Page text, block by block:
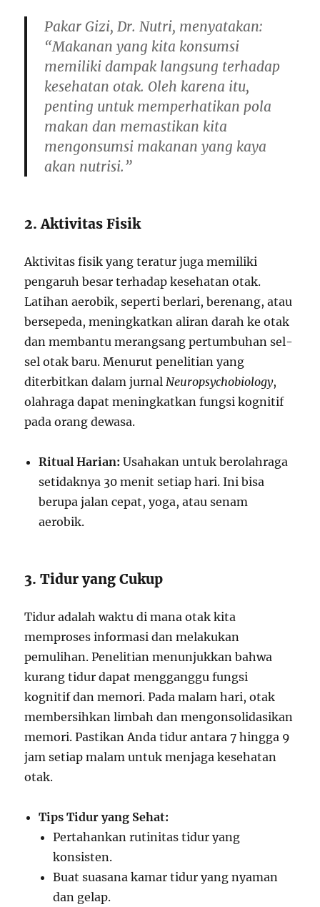
Pakar Gizi, Dr. Nutri, menyatakan:
“Makanan yang kita konsumsi
memiliki dampak langsung terhadap
kesehatan otak. Oleh karena itu,
penting untuk memperhatikan pola
makan dan memastikan kita
mengonsumsi makanan yang kaya
akan nutrisi.”
2. Aktivitas Fisik
Aktivitas fisik yang teratur juga memiliki
pengaruh besar terhadap kesehatan otak.
Latihan aerobik, seperti berlari, berenang, atau
bersepeda, meningkatkan aliran darah ke otak
dan membantu merangsang pertumbuhan sel-
sel otak baru. Menurut penelitian yang
diterbitkan dalam jurnalNeuropsychobiology,
olahraga dapat meningkatkan fungsi kognitif
pada orang dewasa.
Ritual Harian: Usahakan untuk berolahraga
setidaknya 30 menit setiap hari. Ini bisa
berupa jalan cepat, yoga, atau senam
aerobik.
3. Tidur yang Cukup
Tidur adalah waktu di mana otak kita
memproses informasi dan melakukan
pemulihan. Penelitian menunjukkan bahwa
kurang tidur dapat mengganggu fungsi
kognitif dan memori. Pada malam hari, otak
membersihkan limbah dan mengonsolidasikan
memori. Pastikan Anda tidur antara 7 hingga 9
jam setiap malam untuk menjaga kesehatan
otak.
Tips Tidur yang Sehat:
Pertahankan rutinitas tidur yang
konsisten.
Buat suasana kamar tidur yang nyaman
dan gelap.